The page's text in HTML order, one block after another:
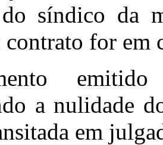
do síndico da
contrato for em
emitido
a nulidade
em